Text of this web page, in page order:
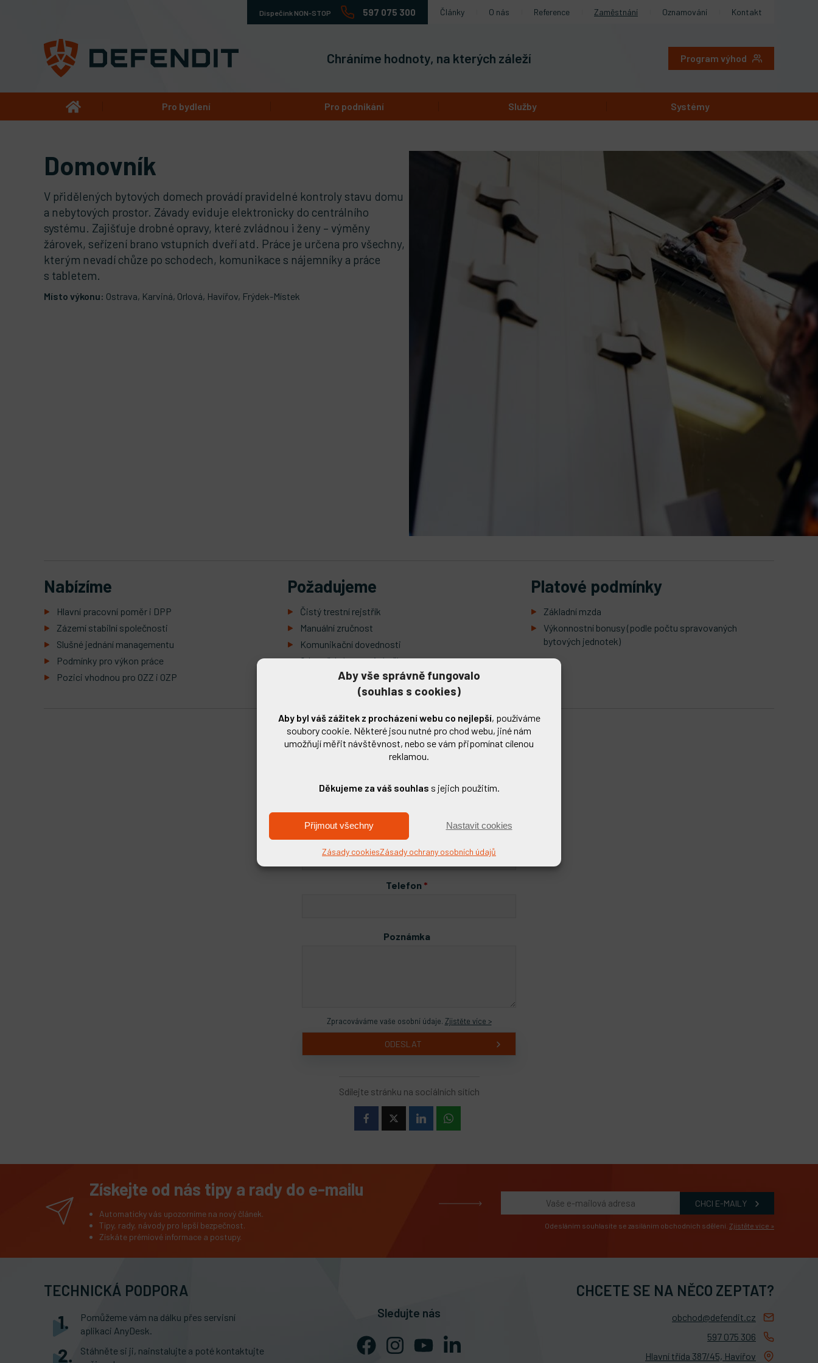
Aby vše správně fungovalo
(souhlas s cookies)
Aby byl váš zážitek z procházení webu co nejlepší, používáme
soubory cookie. Některé jsou nutné pro chod webu, jiné nám
umožňují měřit návštěvnost, nebo se vám připomínat cílenou
reklamou.
Děkujeme za váš souhlas s jejich použitím.
Přijmout všechny Nastavit cookies
Zásady cookiesZásady ochrany osobních údajů
Články O nás Reference Zaměstnání Oznamování Kontakt
Chráníme hodnoty, na kterých záleží
Dispečink NON-STOP 597 075 300
Program výhod
Pro bydlení Pro podnikání Služby Systémy
Domovník
V přidělených bytových domech provádí pravidelné kontroly stavu domu
a nebytových prostor. Závady eviduje elektronicky do centrálního
systému. Zajišťuje drobné opravy, které zvládnou i ženy – výměny
žárovek, seřízení brano vstupních dveří atd. Práce je určena pro všechny,
kterým nevadí chůze po schodech, komunikace s nájemníky a práce
s tabletem.
Místo výkonu: Ostrava, Karviná, Orlová, Havířov, Frýdek-Místek
Nabízíme
Hlavní pracovní poměr i DPP
Zázemí stabilní společnosti
Slušné jednání managementu
Podmínky pro výkon práce
Pozici vhodnou pro OZZ i OZP
Požadujeme
Čistý trestní rejstřík
Manuální zručnost
Komunikační dovednosti
Odpovědný a poctivý přístup
Samostatnost
Platové podmínky
Základní mzda
Výkonnostní bonusy (podle počtu spravovaných
bytových jednotek)
Máte zájem o toto pracovní místo?
Vyplňte a odešlete formulář a my vám dáme vědět.
Jméno*
E-mail
Telefon *
Poznámka
Zpracováváme vaše osobní údaje. Zjistěte více >
Sdílejte stránku na sociálních sítích
Získejte od nás tipy a rady do e-mailu
Automaticky vás upozorníme na nový článek.
Tipy, rady, návody pro lepší bezpečnost.
Získáte prémiové informace a postupy.
Odesláním souhlasíte se zasíláním obchodních sdělení. Zjistěte více »
TECHNICKÁ PODPORA
Pomůžeme vám na dálku přes servisní
aplikaci AnyDesk.
Stáhněte si ji, nainstalujte a poté kontaktujte
Sledujte nás
CHCETE SE NA NĚCO ZEPTAT?
obchod@defendit.cz
597 075 306
Hlavní třída 387/45, Havířov